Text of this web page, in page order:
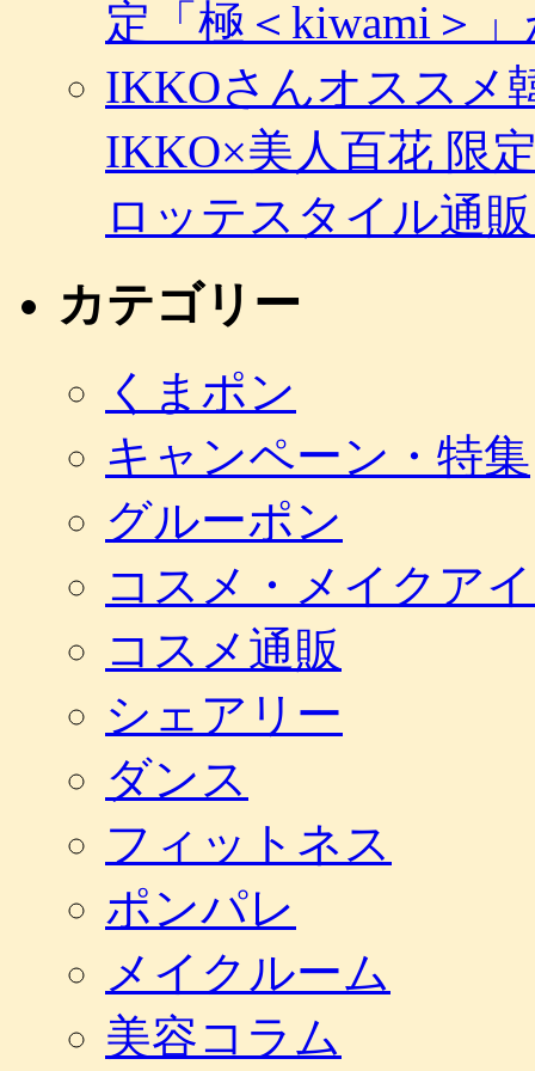
定「極＜kiwami＞
IKKOさんオススメ
IKKO×美人百花 限
ロッテスタイル通
カテゴリー
くまポン
キャンペーン・特集
グルーポン
コスメ・メイクア
コスメ通販
シェアリー
ダンス
フィットネス
ポンパレ
メイクルーム
美容コラム